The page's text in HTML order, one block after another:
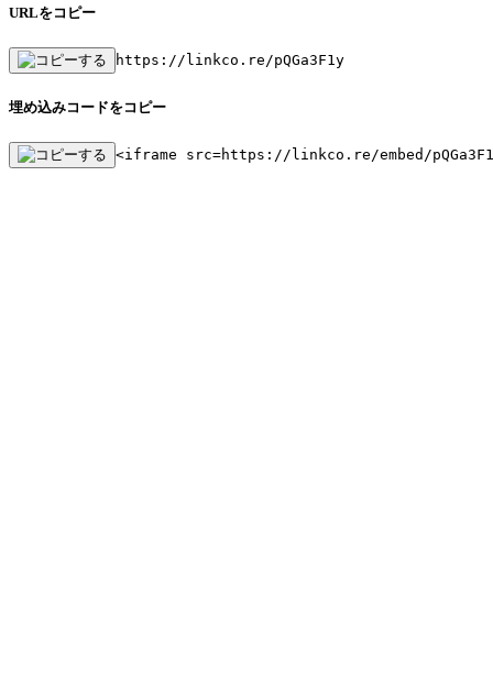
URLをコピー
https://linkco.re/pQGa3F1y
埋め込みコードをコピー
<iframe src=https://linkco.re/embed/